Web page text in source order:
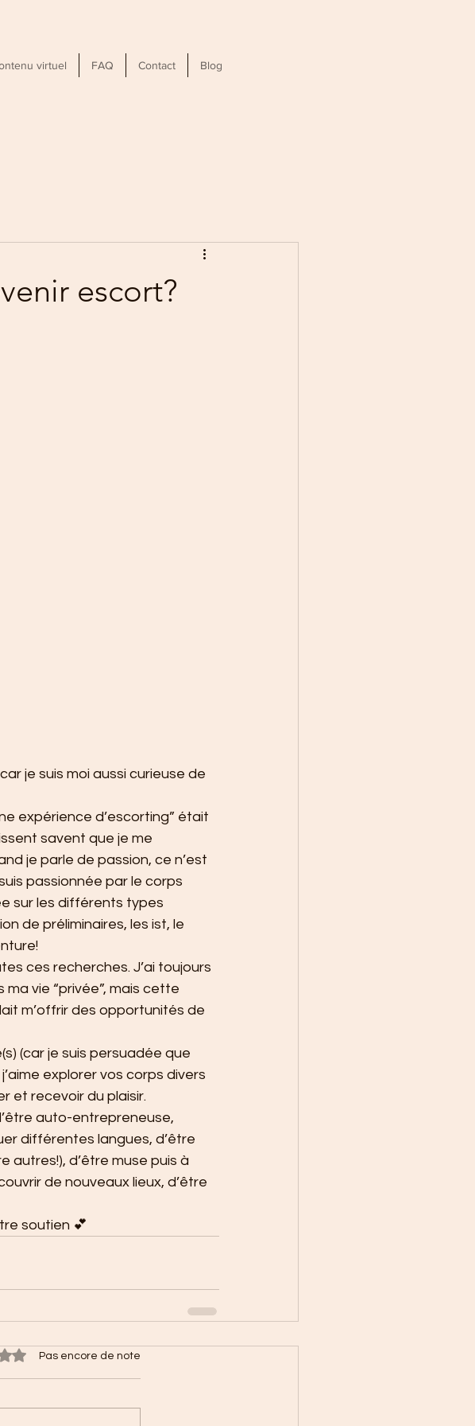
virtuel FAQ Contact Blog
escort?
je suis moi aussi curieuse de
expérience d’escorting” était
savent que je me
je parle de passion, ce n’est
passionnée par le corps
sur les différents types
de préliminaires, les ist, le
ces recherches. J’ai toujours
vie “privée”, mais cette
m’offrir des opportunités de
(car je suis persuadée que
explorer vos corps divers
et recevoir du plaisir.
auto-entrepreneuse,
différentes langues, d’être
autres!), d’être muse puis à
de nouveaux lieux, d’être
soutien 💕
sur 5.
Pas encore de note